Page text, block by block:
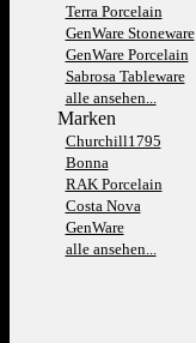
Terra Porcelain
GenWare Stoneware
GenWare Porcelain
Sabrosa Tableware
alle ansehen...
Marken
Churchill1795
Bonna
RAK Porcelain
Costa Nova
GenWare
alle ansehen...